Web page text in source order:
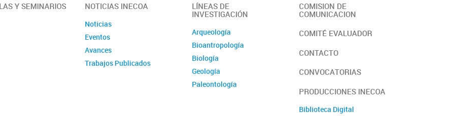
Y SEMINARIOS NOTICIAS INECOA
Noticias
Eventos
Avances
Trabajos Publicados
LÍNEAS DE
INVESTIGACIÓN
Arqueología
Bioantropología
Biología
Geología
Paleontología
COMISION DE
COMUNICACION
COMITÉ EVALUADOR
CONTACTO
CONVOCATORIAS
PRODUCCIONES INECOA
Biblioteca Digital